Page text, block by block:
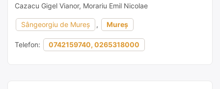
Cazacu Gigel Vianor, Morariu Emil Nicolae
Sângeorgiu de Mureș , Mureș
Telefon: 0742159740, 0265318000